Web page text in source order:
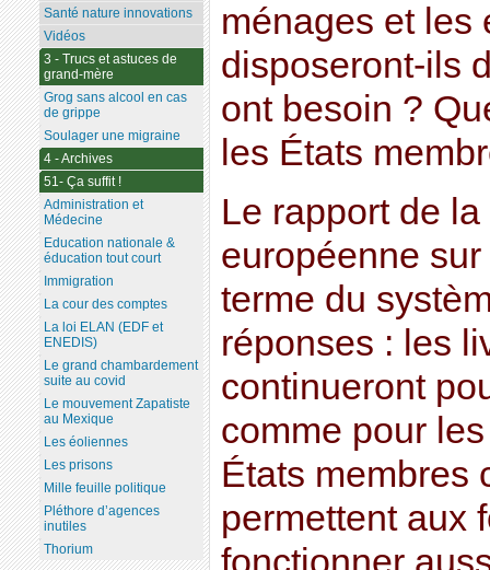
ménages et les
disposeront-ils
ont besoin ?
les États
Le rapport de
européenne
terme du
réponses : les
continueront
comme pour
États membres
permettent aux
fonctionner
Santé nature innovations
Vidéos
3 - Trucs et astuces de
grand-mère
Grog sans alcool en cas
de grippe
Soulager une migraine
4 - Archives
51- Ça suffit !
Administration et
Médecine
Education nationale &
éducation tout court
Immigration
La cour des comptes
La loi ELAN (EDF et
ENEDIS)
Le grand chambardement
suite au covid
Le mouvement Zapatiste
au Mexique
Les éoliennes
Les prisons
Mille feuille politique
Pléthore d’agences
inutiles
Thorium